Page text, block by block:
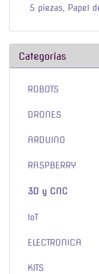
5 piezas, Papel
Categorías
ROBOTS
DRONES
ARDUINO
RASPBERRY
3D y CNC
IoT
ELECTRONICA
KITS